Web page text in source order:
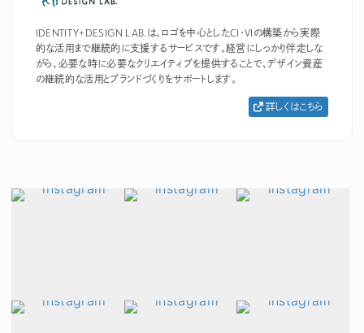
IDENTITY+DESIGN LAB.は、ロゴを中心としたCI・VIの構築から実際
的な活用まで継続的に支援するサービスです。経営にしっかり伴走しな
がら、必要な時に必要なクリエイティブを提供することで、デザイン資産
の継続的な活用とブランドづくりをサポートします。
詳しくはこちら